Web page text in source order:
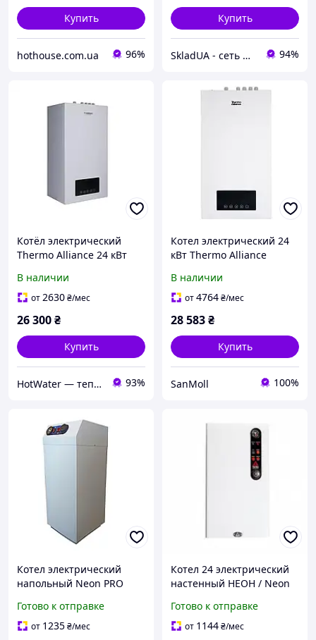
Купить
hothouse.com.ua 96%
Купить
SkladUA - сеть магазинов сантехники и бытовой техники 94%
Котёл электрический
Thermo Alliance 24 кВт
В наличии
от2630₴/мес
26 300₴
Купить
HotWater — тепло, комфорт и энергия вашего дома 93%
Котел электрический 24
кВт Thermo Alliance
В наличии
от4764₴/мес
28 583₴
Купить
SanMoll 100%
Котел электрический
напольный Neon PRO
(с магнитным пускателем)
Готово к отправке
от 1235₴/мес
Котел 24 электрический
настенный НЕОН / Neon
магнитный пускатель
Готово к отправке
от 1144₴/мес